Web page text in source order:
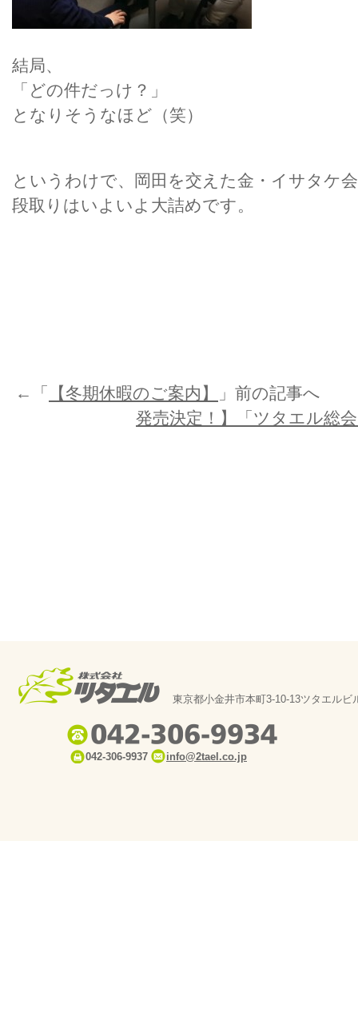
結局、
「どの件だっけ？」
となりそうなほど（笑）
というわけで、岡田を交えた金・イサタケ
段取りはいよいよ大詰めです。
←「 【冬期休暇のご案内】
」前の記事へ
発売決定！】「ツタエル総
東京都小金井市本町3-10-13ツタエルビ
042-306-9937 info@2tael.co.jp